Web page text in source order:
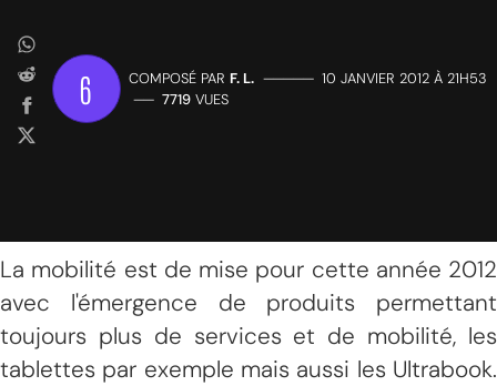
6 COMPOSÉ PAR F. L. ————— 10 JANVIER 2012 À 21H53
—— 7719 VUES
La mobilité est de mise pour cette année 2012
avec l'émergence de produits permettant
toujours plus de services et de mobilité, les
tablettes par exemple mais aussi les Ultrabook.